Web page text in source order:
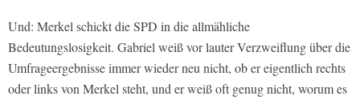
Und: Merkel schickt die SPD in die allmähliche
Bedeutungslosigkeit. Gabriel weiß vor lauter Verzweiflung über die
Umfrageergebnisse immer wieder neu nicht, ob er eigentlich rechts
oder links von Merkel steht, und er weiß oft genug nicht, worum es